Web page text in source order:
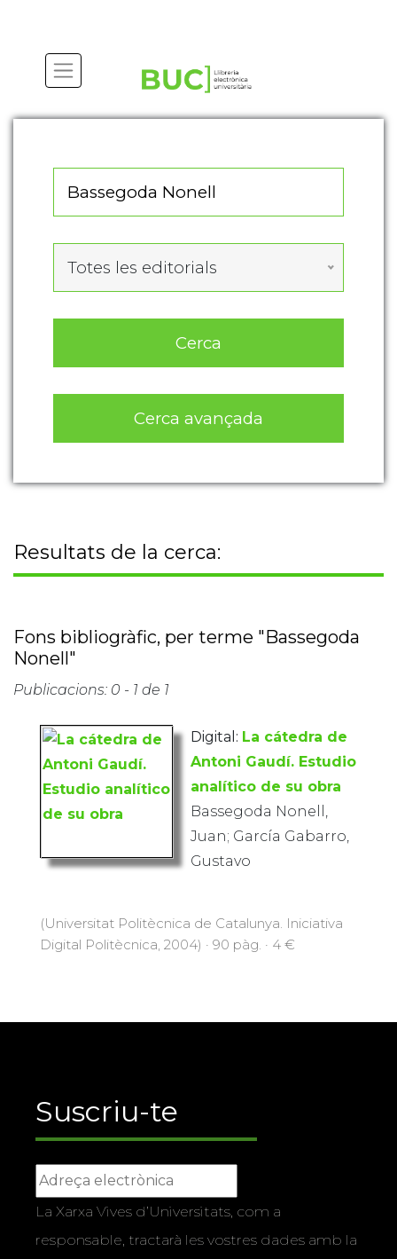
Totes les editorials
Cerca
Cerca avançada
Resultats de la cerca:
Fons bibliogràfic, per terme "Bassegoda
Nonell"
Publicacions: 0 - 1 de 1
Digital: La cátedra de
Antoni Gaudí. Estudio
analítico de su obra
Bassegoda Nonell,
Juan; García Gabarro,
Gustavo
(Universitat Politècnica de Catalunya. Iniciativa
Digital Politècnica, 2004) · 90 pàg. · 4 €
Suscriu-te
La Xarxa Vives d’Universitats, com a
responsable, tractarà les vostres dades amb la